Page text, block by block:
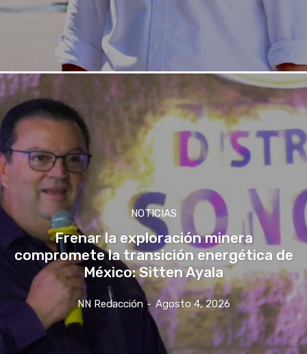
NOTICIAS
Frenar la exploración minera
compromete la transición energética de
México: Sitten Ayala
NN Redacción - Agosto 4, 2026